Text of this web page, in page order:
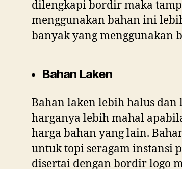
dilengkapi bordir maka
menggunakan bahan ini
banyak yang menggunakan
Bahan Laken
Bahan laken lebih halus
harganya lebih mahal
harga bahan yang lain.
untuk topi seragam instansi
disertai dengan bordir logo